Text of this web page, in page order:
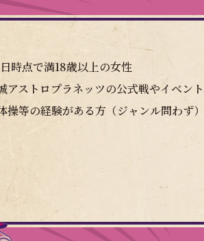
時点で満18歳以上の女性
アストロプラネッツの公式戦やイベン
操等の経験がある方（ジャンル問わず）